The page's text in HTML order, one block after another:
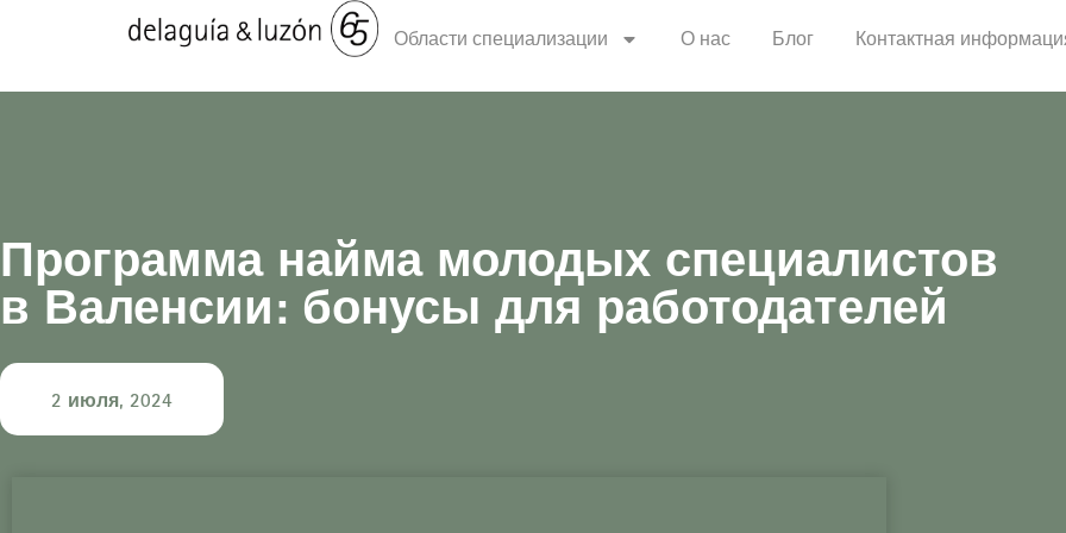
Области специализации О нас Блог Контактная
Программа найма молодых специалистов
в Валенсии: бонусы для работодателей
2 июля, 2024